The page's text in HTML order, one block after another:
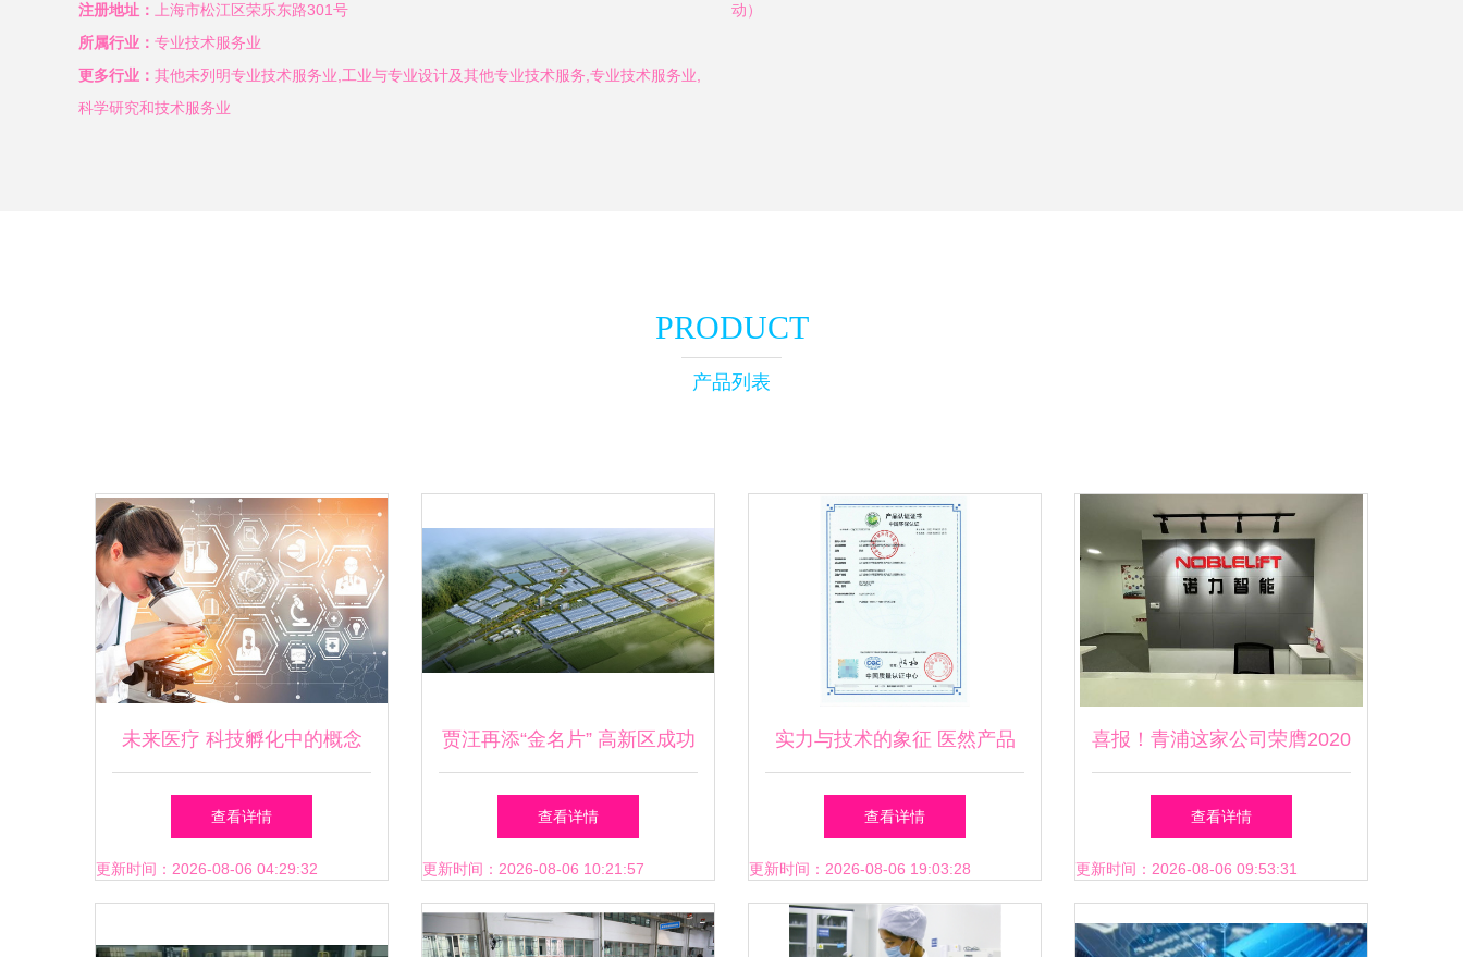
注册地址：
上海市松江区荣乐东路301号
所属行业： 专业技术服务业
更多行业： 其他未列明专业技术服务业,工业与专业设计及其他专业技术服务,专业技术服务业,
科学研究和技术服务业
动）
PRODUCT
产品列表
未来医疗 科技孵化中的概念
医院与研发革新
查看详情
更新时间：2026-08-06 04:29:32
贾汪再添“金名片” 高新区成功
获批省级高新技术产业开发
区，开启发展新篇章
查看详情
更新时间：2026-08-06 10:21:57
实力与技术的象征 医然产品
荣膺节能环保双项证书，技术
驱动品质升级
查看详情
更新时间：2026-08-06 19:03:28
喜报！青浦这家公司荣膺2020
年度上海市技术发明一等奖，
彰显技术开发新高度
查看详情
更新时间：2026-08-06 09:53:31